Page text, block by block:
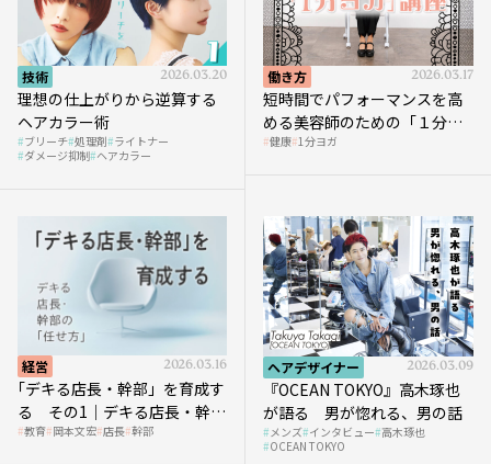
技術 2026.03.20
理想の仕上がりから逆算する
ヘアカラー術
ブリーチ 処理剤 ライトナー
ダメージ抑制 ヘアカラー
働き方 2026.03.17
短時間でパフォーマンスを高
める美容師のための「１分ヨ
ガ」講座｜実践編
健康 1分ヨガ
経営 2026.03.16
｢デキる店長・幹部」を育成す
る その1｜デキる店長・幹部
の「任せ方」
教育 岡本文宏 店長 幹部
ヘアデザイナー 2026.03.09
『OCEAN TOKYO』高木琢也
が語る 男が惚れる、男の話
メンズ インタビュー 高木琢也
OCEAN TOKYO